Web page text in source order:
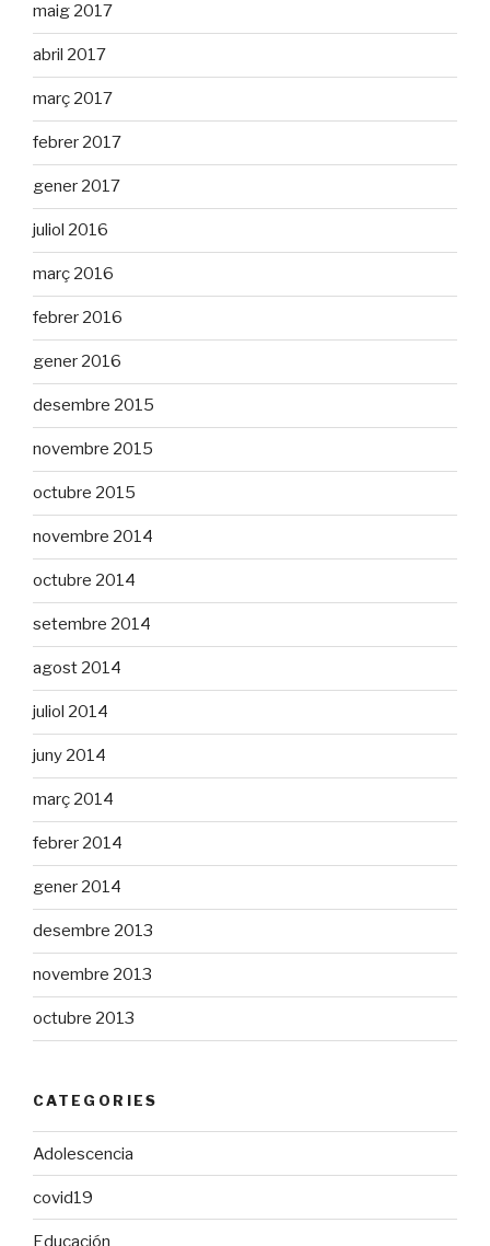
maig 2017
abril 2017
març 2017
febrer 2017
gener 2017
juliol 2016
març 2016
febrer 2016
gener 2016
desembre 2015
novembre 2015
octubre 2015
novembre 2014
octubre 2014
setembre 2014
agost 2014
juliol 2014
juny 2014
març 2014
febrer 2014
gener 2014
desembre 2013
novembre 2013
octubre 2013
CATEGORIES
Adolescencia
covid19
Educación